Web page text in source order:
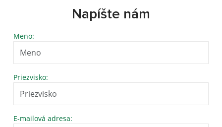
Napíšte nám
Meno:
Priezvisko:
E-mailová adresa: